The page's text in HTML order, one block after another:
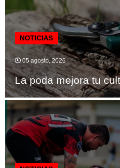
NOTICIAS
05 agosto, 2026
La poda mejora tu